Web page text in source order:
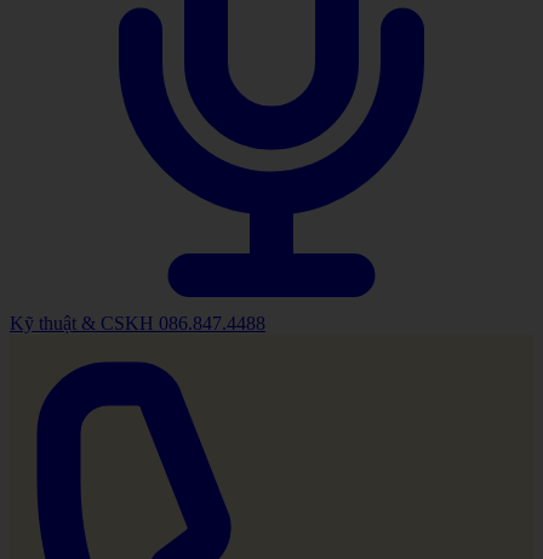
Kỹ thuật & CSKH 086.847.4488